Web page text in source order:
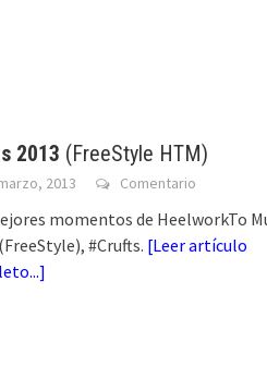
2013 (FreeStyle HTM)
2013 Comentario
momentos de HeelworkTo
#Crufts. [Leer artículo
]